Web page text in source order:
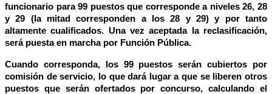
funcionario para 99 puestos que corresponde a niveles 26, 28
y 29 (la mitad corresponden a los 28 y 29) y por tanto
altamente cualificados. Una vez aceptada la reclasificación,
será puesta en marcha por Función Pública.
Cuando corresponda, los 99 puestos serán cubiertos por
comisión de servicio, lo que dará lugar a que se liberen otros
puestos que serán ofertados por concurso, calculando el